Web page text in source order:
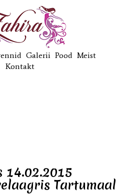
Galerii Pood Meist
Kontakt
Tartumaal